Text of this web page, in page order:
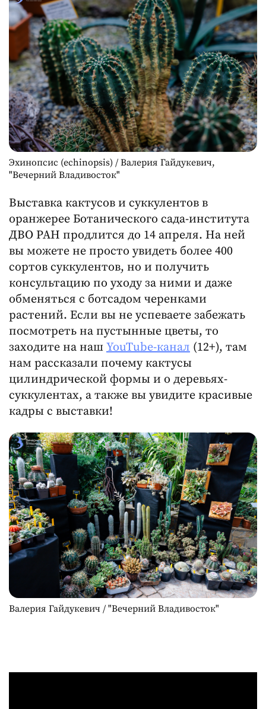
Эхинопсис (echinopsis) / Валерия Гайдукевич,
"Вечерний Владивосток"
Выставка кактусов и суккулентов в
оранжерее Ботанического сада-института
ДВО РАН продлится до 14 апреля. На ней
вы можете не просто увидеть более 400
сортов суккулентов, но и получить
консультацию по уходу за ними и даже
обменяться с ботсадом черенками
растений. Если вы не успеваете забежать
посмотреть на пустынные цветы, то
заходите на наш YouTube-канал (12+), там
нам рассказали почему кактусы
цилиндрической формы и о деревьях-
суккулентах, а также вы увидите красивые
кадры с выставки!
Валерия Гайдукевич / "Вечерний Владивосток"